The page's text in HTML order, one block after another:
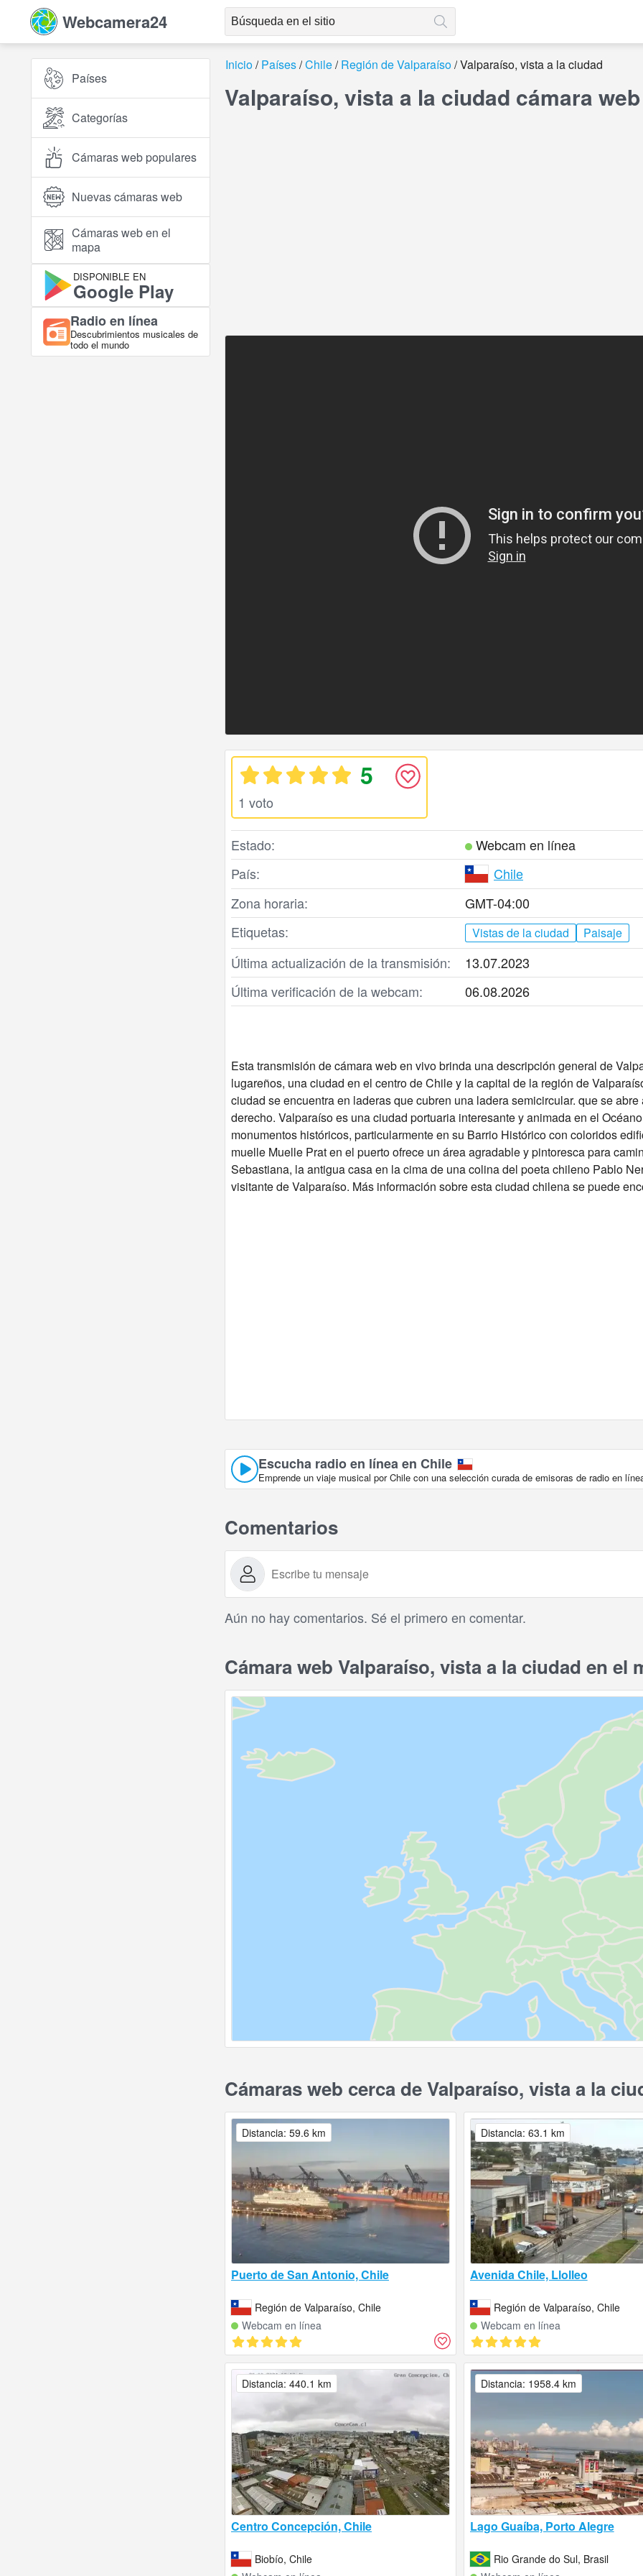
Webcamera24
Países
Categorías
Cámaras web populares
Nuevas cámaras web
Cámaras web en el
mapa
DISPONIBLE EN
Google Play
Radio en línea
Descubrimientos musicales de
todo el mundo
Inicio Países Chile Región de Valparaíso Valparaíso, vista a la ciudad
Valparaíso, vista a la ciudad cámara
5
1 voto
Estado:
Webcam en línea
País:
Chile
Zona horaria:
GMT-04:00
Etiquetas:
Vistas de la ciudad Paisaje
Última actualización de la transmisión:
13.07.2023
Última verificación de la webcam:
06.08.2026
Esta transmisión de cámara web en vivo brinda una descripción general de
lugareños, una ciudad en el centro de Chile y la capital de la región de
ciudad se encuentra en laderas que cubren una ladera semicircular. que se
derecho. Valparaíso es una ciudad portuaria interesante y animada en el
monumentos históricos, particularmente en su Barrio Histórico con coloridos
muelle Muelle Prat en el puerto ofrece un área agradable y pintoresca para
Sebastiana, la antigua casa en la cima de una colina del poeta chileno Pablo
visitante de Valparaíso. Más información sobre esta ciudad chilena se puede
Escucha radio en línea en Chile
Emprende un viaje musical por Chile con una selección curada de emisoras de radio en
Comentarios
Aún no hay comentarios. Sé el primero en comentar.
Cámara web Valparaíso, vista a la ciudad en el
Cámaras web cerca de Valparaíso, vista a la
Puerto de San Antonio, Chile
Región de Valparaíso, Chile
Webcam en línea
Distancia: 59.6 km
Avenida Chile, Llolleo
Región de Valparaíso, Chile
Webcam en línea
Distancia: 63.1 km
Centro Concepción, Chile
Biobío, Chile
Distancia: 440.1 km
Lago Guaíba, Porto Alegre
Rio Grande do Sul, Brasil
Distancia: 1958.4 km